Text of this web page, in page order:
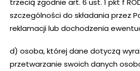
szczególności do składania przez
reklamacji lub dochodzenia
d) osoba, której dane dotyczą
przetwarzanie swoich danych